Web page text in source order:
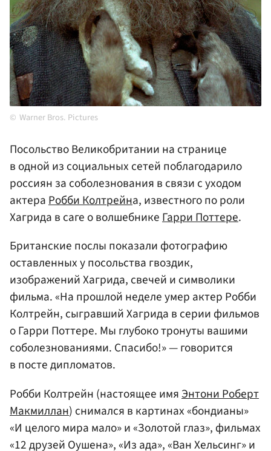
Warner Bros. Pictures
Посольство Великобритании на странице
в одной из социальных сетей поблагодарило
россиян за соболезнования в связи с уходом
актераРобби Колтрейна, известного по роли
Хагрида в саге о волшебникеГарри Поттере.
Британские послы показали фотографию
оставленных у посольства гвоздик,
изображений Хагрида, свечей и символики
фильма. «На прошлой неделе умер актер Робби
Колтрейн, сыгравший Хагрида в серии фильмов
о Гарри Поттере. Мы глубоко тронуты вашими
соболезнованиями. Спасибо!» — говорится
в посте дипломатов.
Робби Колтрейн (настоящее имяЭнтони Роберт
Макмиллан) снимался в картинах «бондианы»
«И целого мира мало» и «Золотой глаз», фильмах
«12 друзей Оушена», «Из ада», «Ван Хельсинг» и